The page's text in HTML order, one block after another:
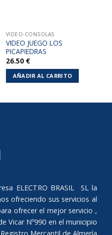
VIDEO-CONSOLAS
VIDEO JUEGO LOS
PICAPIEDRAS
26.50 €
AÑADIR AL CARRITO
ELECTRO BRASIL SL la
ofreciendo sus servicios al
ofrecer el mejor servicio ,
Vicar Nº990 en el municipio